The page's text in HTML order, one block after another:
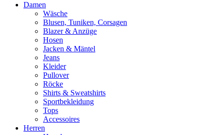
Damen
Wäsche
Blusen, Tuniken, Corsagen
Blazer & Anzüge
Hosen
Jacken & Mäntel
Jeans
Kleider
Pullover
Röcke
Shirts & Sweatshirts
Sportbekleidung
Tops
Accessoires
Herren